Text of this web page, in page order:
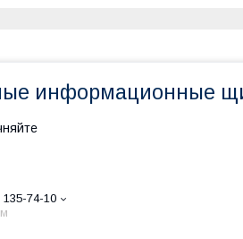
информационные
135-74-10